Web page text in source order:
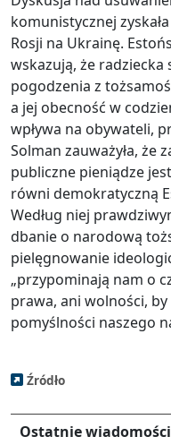
komunistycznej
Rosji na Ukrainę.
wskazują, że
pogodzenia z
a jej obecność w
wpływa na obywateli,
Solman zauważyła, że
publiczne pieniądze
równi demokratyczną
Według niej
dbanie o narodową
pielęgnowanie
„przypominają nam o
prawa, ani wolności,
pomyślności naszego
Źródło
Ostatnie